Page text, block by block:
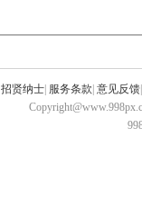
招贤纳士 服务条款 意见反馈